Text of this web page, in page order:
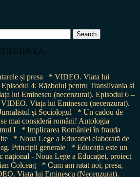
și presa
* VIDEO. Viata lui
4: Războiul pentru Transilvania și
lui Eminescu (necenzurat). Episodul 6 –
Viața lui Eminescu (necenzurat).
și Sociologul
* Un cadou de
mai consideră români! Antologia
I
* Implicarea României în frauda
* Noua Lege a Educației elaborată de
Principii generale
* Educația este un
național - Noua Lege a Educației, proiect
Colceag
* Cum am ratat noi, presa,
Viața lui Eminescu (Necenzurat).